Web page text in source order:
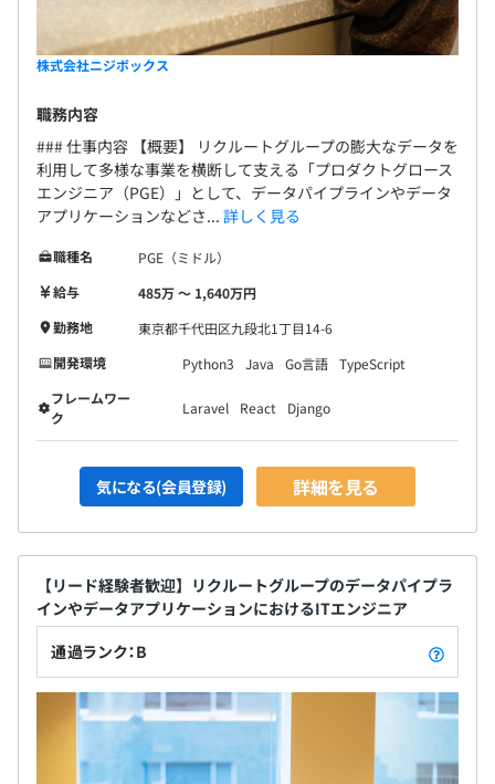
株式会社ニジボックス
職務内容
### 仕事内容 【概要】 リクルートグループの膨大なデータを
利用して多様な事業を横断して支える「プロダクトグロース
エンジニア（PGE）」として、データパイプラインやデータ
アプリケーションなどさ... 詳しく見る
職種名
PGE（ミドル）
給与
485万 〜 1,640万円
勤務地
東京都千代田区九段北1丁目14-6
開発環境
Python3 Java Go言語 TypeScript
フレームワー
ク
Laravel React Django
気になる(会員登録) 詳細を見る
【リード経験者歓迎】リクルートグループのデータパイプラ
インやデータアプリケーションにおけるITエンジニア
通過ランク：B